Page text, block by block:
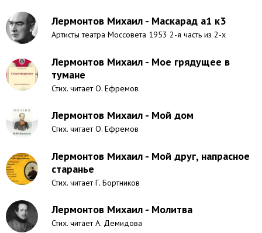
Лермонтов Михаил - Маскарад а1 к3
Артисты театра Моссовета 1953 2-я часть из 2-х
Лермонтов Михаил - Мое грядущее в
тумане
Стих. читает О. Ефремов
Лермонтов Михаил - Мой дом
Стих. читает О. Ефремов
Лермонтов Михаил - Мой друг, напрасное
старанье
Стих. читает Г. Бортников
Лермонтов Михаил - Молитва
Стих. читает А. Демидова